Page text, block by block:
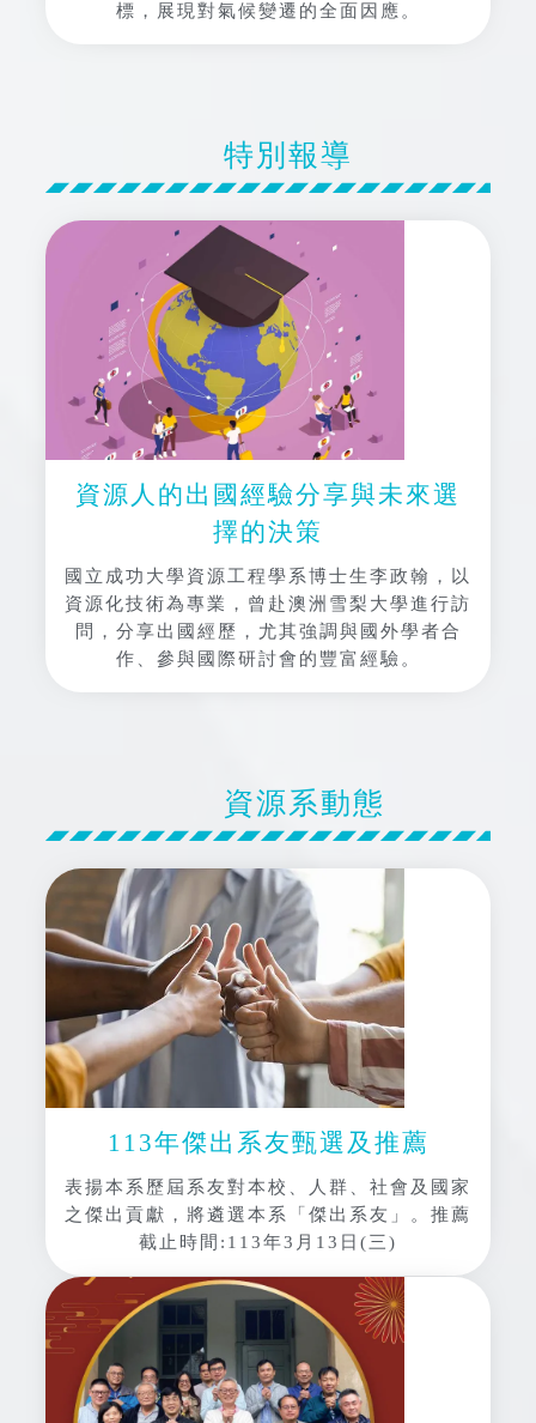
標，展現對氣候變遷的全面因應。
特別報導
資源人的出國經驗分享與未來選
擇的決策
國立成功大學資源工程學系博士生李政翰，以
資源化技術為專業，曾赴澳洲雪梨大學進行訪
問，分享出國經歷，尤其強調與國外學者合
作、參與國際研討會的豐富經驗。
資源系動態
113年傑出系友甄選及推薦
表揚本系歷屆系友對本校、人群、社會及國家
之傑出貢獻，將遴選本系「傑出系友」。推薦
截止時間:113年3月13日(三)